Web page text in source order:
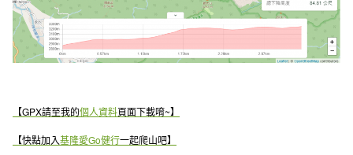
【GPX請至我的個人資料頁面下載唷~】
【快點加入基隆愛Go健行一起爬山吧】